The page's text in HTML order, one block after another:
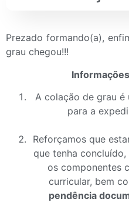
Prezado formando(a),
grau chegou!!!
A colação de grau
para a
Reforçamos que
que tenha
os componentes
curricular, bem
pendência